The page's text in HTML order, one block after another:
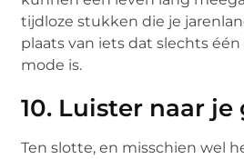
tijdloze stukken die je
plaats van iets dat slechts één
mode is.
10. Luister naar je
Ten slotte, en misschien wel